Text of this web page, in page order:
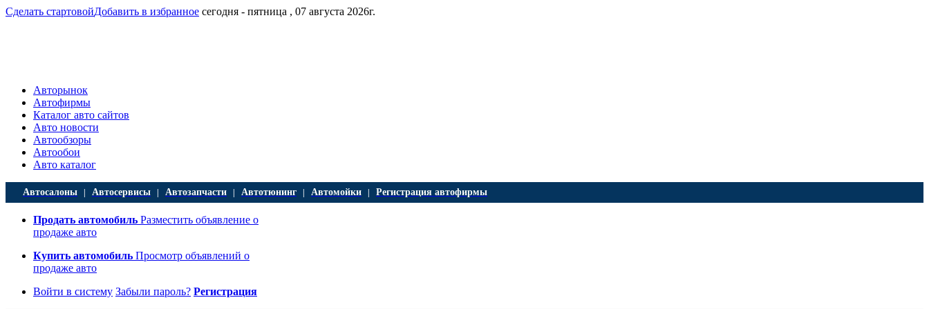
Сделать стартовойДобавить в избранное сегодня - пятница , 07 августа 2026г.
Авторынок
Автофирмы
Каталог авто сайтов
Авто новости
Автообзоры
Автообои
Авто каталог
Автосалоны Автосервисы Автозапчасти Автотюнинг Автомойки Регистрация автофирмы
Продать автомобиль Разместить объявление о
продаже авто
Купить автомобиль Просмотр объявлений о
продаже авто
Войти в систему Забыли пароль? Регистрация